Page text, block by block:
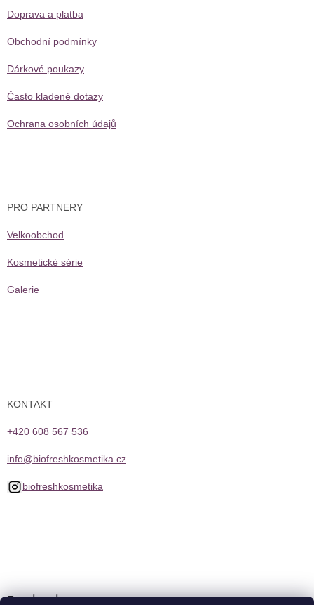
Doprava a platba
Obchodní podmínky
Dárkové poukazy
Často kladené dotazy
Ochrana osobních údajů
PRO PARTNERY
Velkoobchod
Kosmetické série
Galerie
KONTAKT
+420 608 567 536
info@biofreshkosmetika.cz
biofreshkosmetika
Facebook